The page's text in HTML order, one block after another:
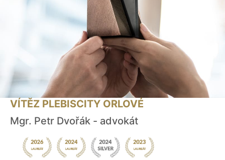
VÍTĚZ PLEBISCITY ORLOVÉ
Mgr. Petr Dvořák - advokát